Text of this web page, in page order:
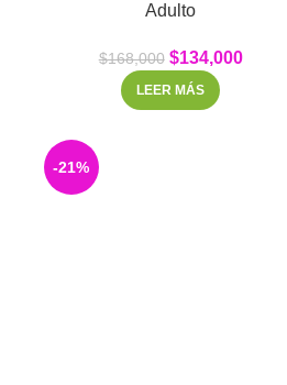
Adulto
$168,000 $134,000
LEER MÁS
-21%